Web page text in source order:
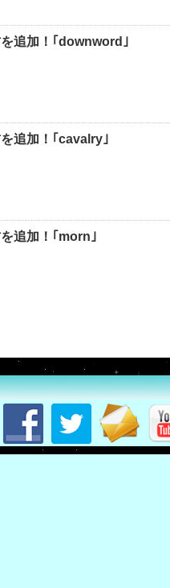
追加！｢downword｣
追加！｢cavalry｣
追加！｢morn｣